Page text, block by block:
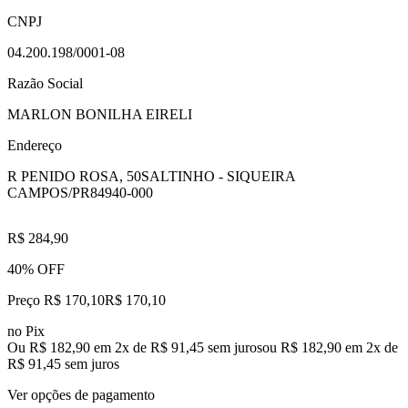
CNPJ
04.200.198/0001-08
Razão Social
MARLON BONILHA EIRELI
Endereço
R PENIDO ROSA, 50SALTINHO - SIQUEIRA
CAMPOS/PR84940-000
R$ 284,90
40% OFF
Preço R$ 170,10R$ 170,10
no Pix
Ou R$ 182,90 em 2x de R$ 91,45 sem jurosou R$ 182,90 em 2x de
R$ 91,45 sem juros
Ver opções de pagamento